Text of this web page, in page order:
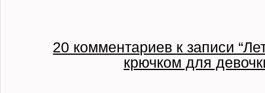
20 комментариев к записи
крючком для